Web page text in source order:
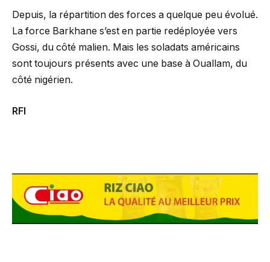
Depuis, la répartition des forces a quelque peu évolué.
La force Barkhane s’est en partie redéployée vers
Gossi, du côté malien. Mais les soladats américains
sont toujours présents avec une base à Ouallam, du
côté nigérien.
RFI